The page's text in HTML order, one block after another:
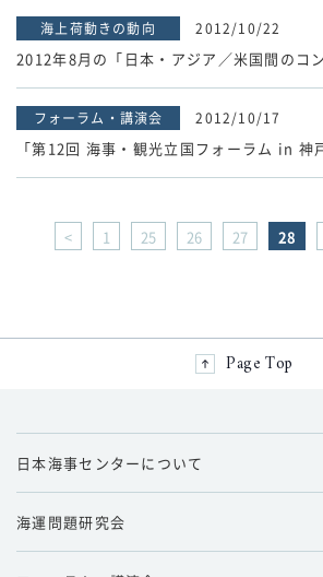
海上荷動きの動向 2012/10/22
フォーラム・講演会 2012/10/17
< 1 25 26 27 28
Page Top
日本海事センターについて
海運問題研究会